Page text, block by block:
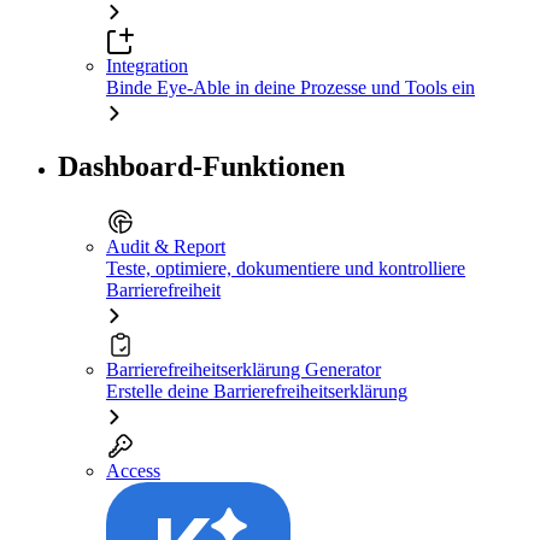
Integration
Binde Eye-Able in deine Prozesse und Tools ein
Dashboard-Funktionen
Audit & Report
Teste, optimiere, dokumentiere und kontrolliere
Barrierefreiheit
Barrierefreiheitserklärung Generator
Erstelle deine Barrierefreiheitserklärung
Access